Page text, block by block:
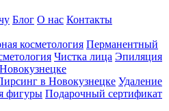
Блог О нас Контакты
косметология Перманентный
Чистка лица Эпиляция
в Новокузнецке Удаление
фигуры Подарочный сертификат